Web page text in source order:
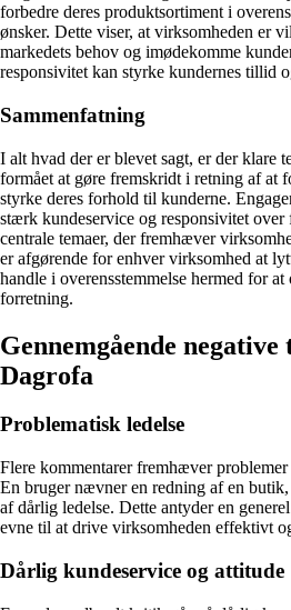
forbedre deres produktsortiment i
ønsker. Dette viser, at virksomheden er
markedets behov og imødekomme
responsivitet kan styrke kundernes tillid
Sammenfatning
I alt hvad der er blevet sagt, er der klare
formået at gøre fremskridt i retning af at
styrke deres forhold til kunderne.
stærk kundeservice og responsivitet over
centrale temaer, der fremhæver
er afgørende for enhver virksomhed at
handle i overensstemmelse hermed for at
forretning.
Gennemgående negative
Dagrofa
Problematisk ledelse
Flere kommentarer fremhæver
En bruger nævner en redning af en
af dårlig ledelse. Dette antyder en
evne til at drive virksomheden effektivt
Dårlig kundeservice og attitude